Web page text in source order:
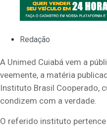
Redação
A Unimed Cuiabá vem a
veemente, a matéria
Instituto Brasil Cooperado,
condizem com a verdade.
O referido instituto